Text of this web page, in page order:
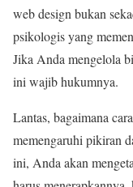
web design bukan
psikologis yang
Jika Anda mengelola
ini wajib hukumnya.
Lantas, bagaimana cara
memengaruhi pikiran
ini, Anda akan